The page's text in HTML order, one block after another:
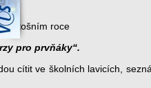
letošním roce
pro prvňáky“.
cítit ve školních lavicích,